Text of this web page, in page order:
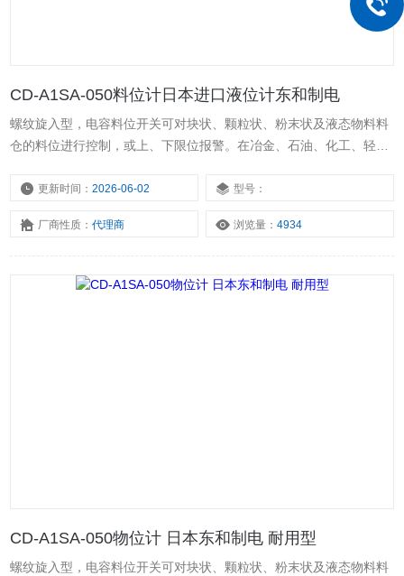
CD-A1SA-050料位计日本进口液位计东和制电
螺纹旋入型，电容料位开关可对块状、颗粒状、粉末状及液态物料料
仓的料位进行控制，或上、下限位报警。在冶金、石油、化工、轻
电容料位计。CD-A1SA-050东和制电 标准型电容料位计 测量可靠。
更新时间：2026-06-02 型号：
厂商性质：代理商 浏览量：4934
CD-A1SA-050物位计 日本东和制电 耐用型
螺纹旋入型，电容料位开关可对块状、颗粒状、粉末状及液态物料料